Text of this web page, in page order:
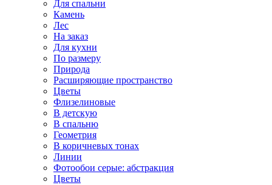
Для спальни
Камень
Лес
На заказ
Для кухни
По размеру
Природа
Расширяющие пространство
Цветы
Флизелиновые
В детскую
В спальню
Геометрия
В коричневых тонах
Линии
Фотообои серые: абстракция
Цветы